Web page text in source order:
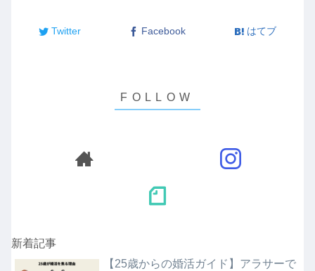
Twitter Facebook はてブ
新着記事
【25歳からの婚活ガイド】アラサーで